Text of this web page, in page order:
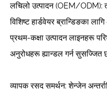
लचिलो उत्पादन (OEM/ODM):
विशिष्ट हार्डवेयर ब्रान्डिङका
प्रथम-कक्षा उत्पादन लाइनहरू
अनुरोधहरू ह्यान्डल गर्न सुसज्जित
व्यापक रसद समर्थन: शेन्जेन